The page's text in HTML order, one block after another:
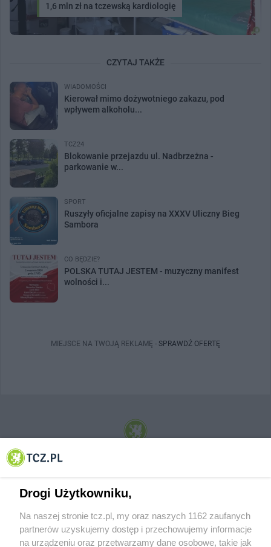
1,6 mln zł na tczewską kardiologię
CZYTAJ TAKŻE
WIADOMOŚCI
Kierował mimo dożywotniego zakazu, pod
wpływem alkoholu...
TCZ24
Blokowanie przejazdu ul. Nadbrzeżna -
parkowanie w...
SPORT
Ruszyły oficjalne zapisy na XXXV Uliczny Bieg
Sambora
CO BĘDZIE?
POLSKA TUTAJ JESTEM - muzyczny manifest
wolności i...
MIEJSCE NA TWOJĄ REKLAMĘ - SPRAWDŹ OFERTĘ
© 2001-2026 Tczew - TCZ.PL Sp. z o.o. Internetowy Serwis Informacyjny Miasta
Drogi Użytkowniku,
Na naszej stronie tcz.pl, my oraz naszych 1162 zaufanych
partnerów uzyskujemy dostęp i przechowujemy informacje
na urządzeniu oraz przetwarzamy dane osobowe, takie jak